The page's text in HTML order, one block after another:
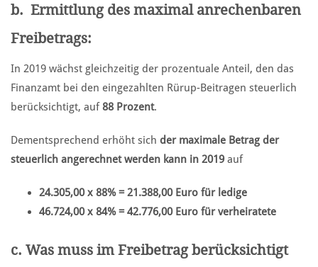
b. Ermittlung des maximal anrechenbaren
Freibetrags:
In 2019 wächst gleichzeitig der prozentuale Anteil, den das
Finanzamt bei den eingezahlten Rürup-Beitragen steuerlich
berücksichtigt, auf88 Prozent.
Dementsprechend erhöht sich der maximale Betrag der
steuerlich angerechnet werden kann in 2019auf
24.305,00 x 88% = 21.388,00 Euro für ledige
46.724,00 x 84% = 42.776,00 Euro für verheiratete
c. Was muss im Freibetrag berücksichtigt